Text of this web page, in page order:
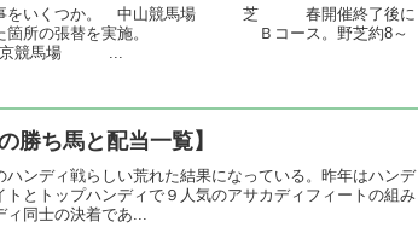
た事をいくつか。 中山競馬場 芝 春開催終了後に
いた箇所の張替を実施。 Ｂコース。野芝約8～
京競馬場 ...
勝ち馬と配当一覧】
ンディ戦らしい荒れた結果になっている。昨年はハンデ
とトップハンディで９人気のアサカディフィートの組み
同士の決着であ...